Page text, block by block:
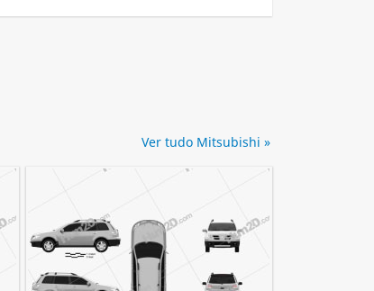
Ver tudo Mitsubishi »